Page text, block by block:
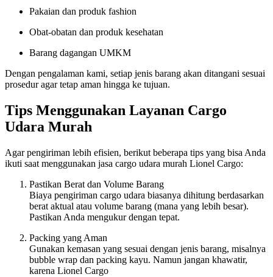
Pakaian dan produk fashion
Obat-obatan dan produk kesehatan
Barang dagangan UMKM
Dengan pengalaman kami, setiap jenis barang akan ditangani sesuai
prosedur agar tetap aman hingga ke tujuan.
Tips Menggunakan Layanan Cargo
Udara Murah
Agar pengiriman lebih efisien, berikut beberapa tips yang bisa Anda
ikuti saat menggunakan jasa cargo udara murah Lionel Cargo:
Pastikan Berat dan Volume Barang
Biaya pengiriman cargo udara biasanya dihitung berdasarkan
berat aktual atau volume barang (mana yang lebih besar).
Pastikan Anda mengukur dengan tepat.
Packing yang Aman
Gunakan kemasan yang sesuai dengan jenis barang, misalnya
bubble wrap dan packing kayu. Namun jangan khawatir,
karena Lionel Cargo